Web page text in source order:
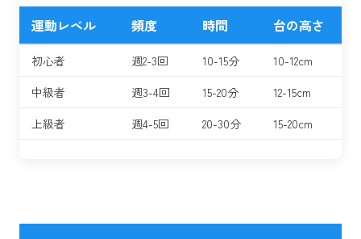
運動レベル 頻度 時間 台の高さ
初心者 週2-3回 10-15分 10-12cm
中級者
週3-4回 15-20分 12-15cm
上級者
週4-5回 20-30分 15-20cm